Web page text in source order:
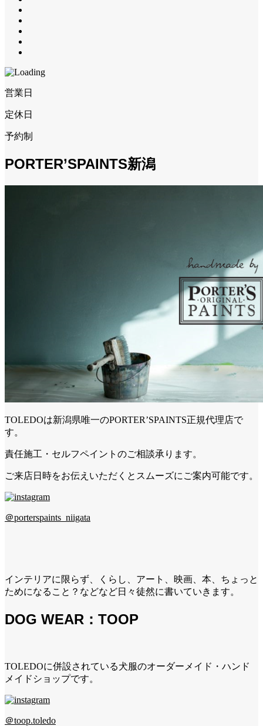
営業日
定休日
予約制
PORTER’SPAINTS新潟
TOLEDOは新潟県唯一のPORTER’SPAINTS正規代理店で
す。
責任施工・セルフペイントのご相談承ります。
ご来店日時をお伝えいただくとスムーズにご案内可能です。
＠porterspaints_niigata
インテリアに限らず、くらし、アート、映画、本、ちょっと
ためになること？などなど日々徒然に書いていきます。
DOG WEAR：TOOP
TOLEDOに併設されている犬服のオーダーメイド・ハンド
メイドショップです。
＠toop.toledo